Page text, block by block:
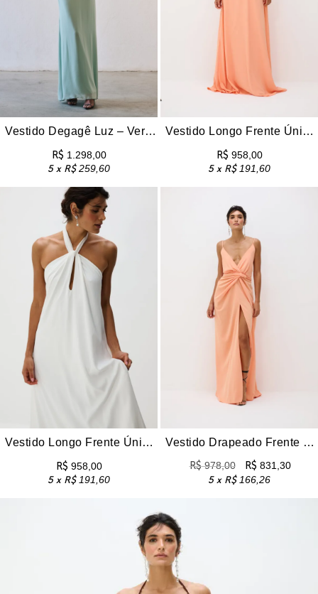
Vestido Degagê Luz – Verde Água
R$ 1.298,00
5 x R$259,60
Vestido Longo Frente Única Dih – Pêssego
R$ 958,00
5 x R$191,60
Vestido Longo Frente Única Dih – Off White
R$ 958,00
5 x R$191,60
Vestido Drapeado Frente Única Com Fenda Pri – Pêssego
R$978,00 R$ 831,30
5 x R$166,26